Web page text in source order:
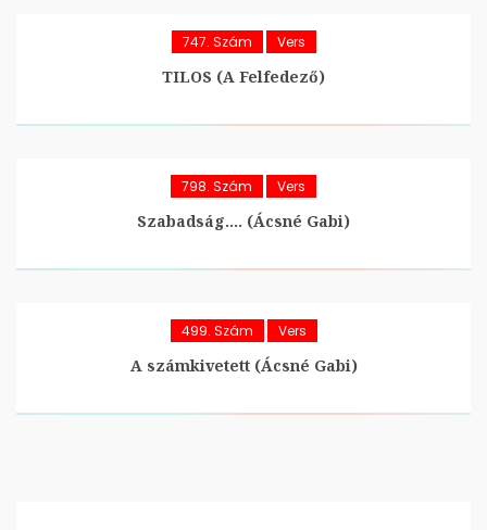
747. Szám Vers
TILOS (A Felfedező)
798. Szám Vers
Szabadság…. (Ácsné Gabi)
499. Szám Vers
A számkivetett (Ácsné Gabi)